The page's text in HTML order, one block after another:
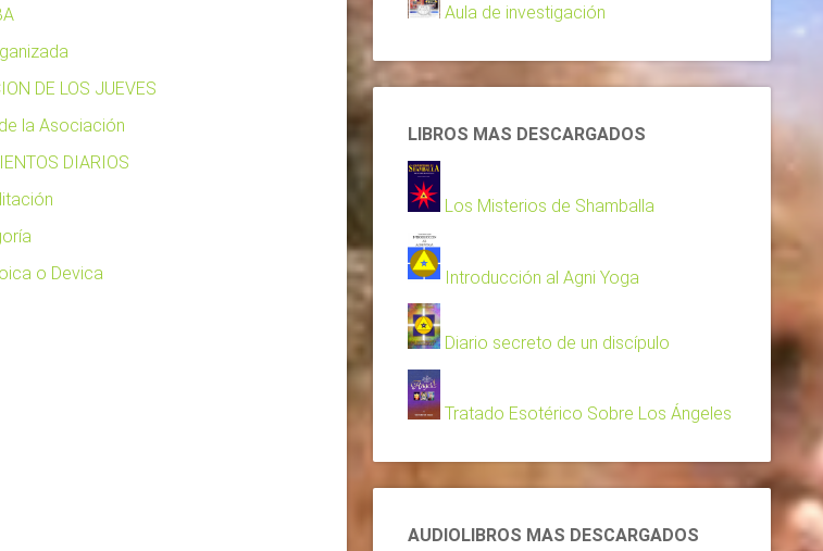
DE LOS JUEVES
la Asociación
DIARIOS
o Devica
Aula de investigación
LIBROS MAS DESCARGADOS
Los Misterios de Shamballa
Introducción al Agni Yoga
Diario secreto de un discípulo
Tratado Esotérico Sobre Los Ángeles
AUDIOLIBROS MAS DESCARGADOS